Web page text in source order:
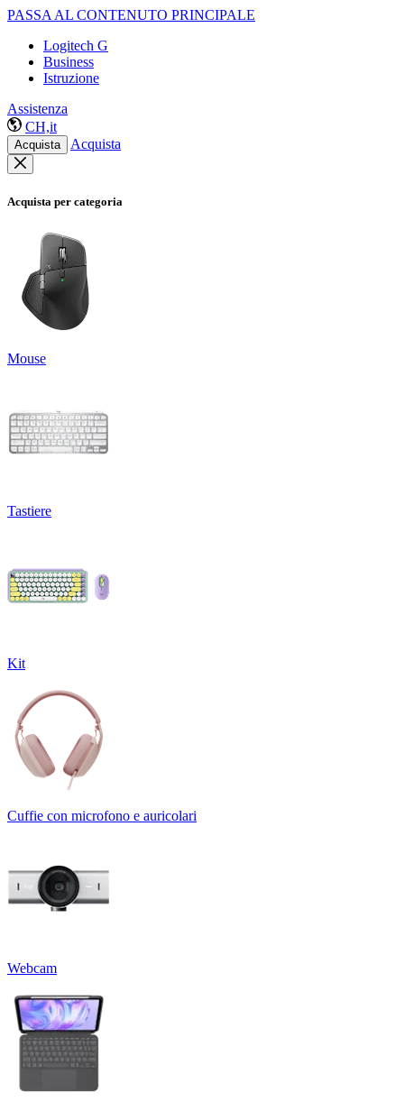
PASSA AL CONTENUTO PRINCIPALE
Logitech G
Business
Istruzione
Assistenza
CH,it
Acquista Acquista
Acquista per categoria
Mouse
Tastiere
Kit
Cuffie con microfono e auricolari
Webcam